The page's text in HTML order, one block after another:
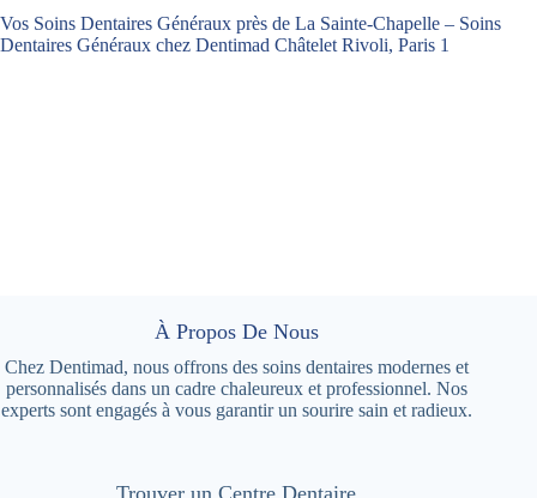
Vos Soins Dentaires Généraux près de La Sainte-Chapelle – Soins
Dentaires Généraux chez Dentimad Châtelet Rivoli, Paris 1
À Propos De Nous
Chez Dentimad, nous offrons des soins dentaires modernes et
personnalisés dans un cadre chaleureux et professionnel. Nos
experts sont engagés à vous garantir un sourire sain et radieux.
Trouver un Centre Dentaire